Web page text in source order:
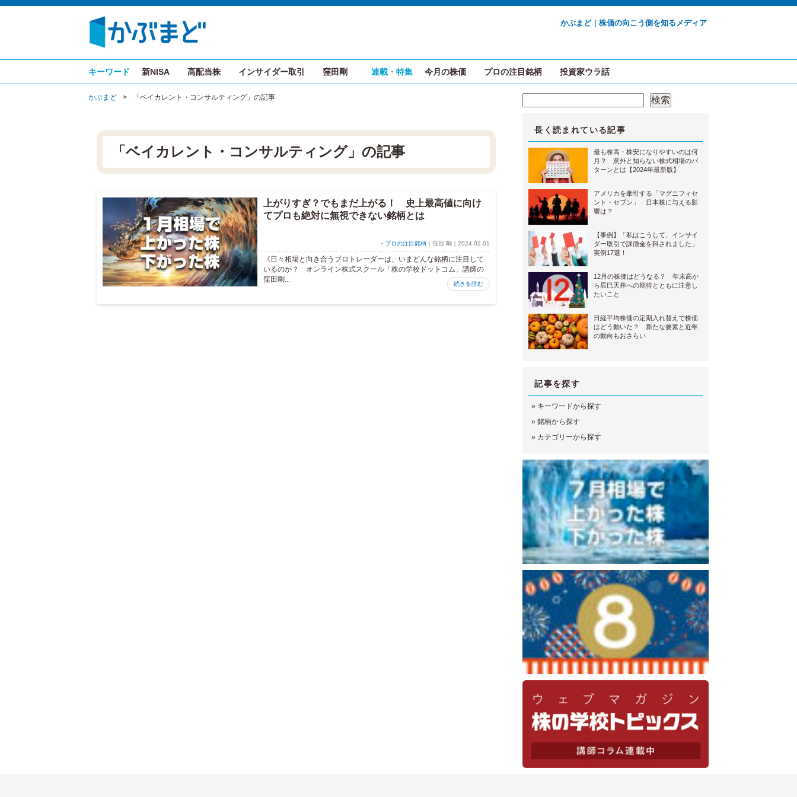
かぶまど｜株価の向こう側を知るメディア
キーワード 新NISA 高配当株 インサイダー取引 窪田剛 連載・特集 今月の株価 プロの注目銘柄 投資家ウラ話
かぶまど > 「ベイカレント・コンサルティング」の記事
「ベイカレント・コンサルティング」の記事
上がりすぎ？でもまだ上がる！ 史上最高値に向け
てプロも絶対に無視できない銘柄とは
・プロの注目銘柄｜窪田 剛｜2024-02-01
《日々相場と向き合うプロトレーダーは、いまどんな銘柄に注目して
いるのか？ オンライン株式スクール「株の学校ドットコム」講師の
窪田剛...
続きを読む
検索
長く読まれている記事
最も株高・株安になりやすいのは何
月？ 意外と知らない株式相場のパ
ターンとは【2024年最新版】
アメリカを牽引する「マグニフィセ
ント・セブン」 日本株に与える影
響は？
【事例】「私はこうして、インサイ
ダー取引で課徴金を科されました」
実例17選！
12月の株価はどうなる？ 年末高か
ら辰巳天井への期待とともに注意し
たいこと
日経平均株価の定期入れ替えで株価
はどう動いた？ 新たな要素と近年
の動向もおさらい
記事を探す
» キーワードから探す
»銘柄から探す
» カテゴリーから探す